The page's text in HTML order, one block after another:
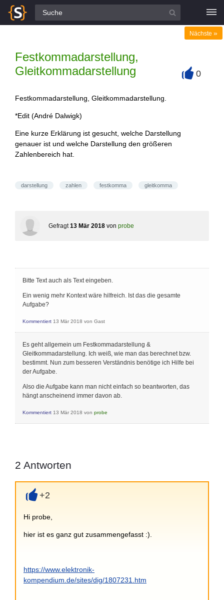
Alle Fragen
Festkommadarstellung,
Gleitkommadarstellung
Nächste »
0
Festkommadarstellung, Gleitkommadarstellung.
*Edit (André Dalwigk)
Eine kurze Erklärung ist gesucht, welche Darstellung
genauer ist und welche Darstellung den größeren
Zahlenbereich hat.
darstellung zahlen festkomma gleitkomma
Gefragt 13 Mär 2018 von probe
Bitte Text auch als Text eingeben.
Ein wenig mehr Kontext wäre hilfreich. Ist das die gesamte
Aufgabe?
Kommentiert 13 Mär 2018 von Gast
Es geht allgemein um Festkommadarstellung &
Gleitkommadarstellung. Ich weiß, wie man das berechnet bzw.
bestimmt. Nun zum besseren Verständnis benötige ich Hilfe bei
der Aufgabe.
Also die Aufgabe kann man nicht einfach so beantworten, das
hängt anscheinend immer davon ab.
Kommentiert 13 Mär 2018 von probe
2 Antworten
+2
Hi probe,
hier ist es ganz gut zusammengefasst :).
https://www.elektronik-
kompendium.de/sites/dig/1807231.htm